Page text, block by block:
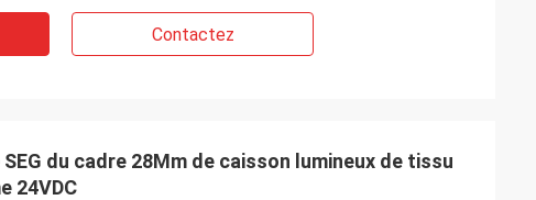
Contactez
du cadre 28Mm de caisson lumineux de tissu
24VDC